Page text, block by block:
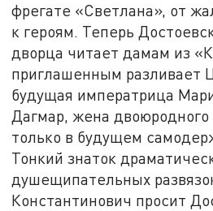
фрегате «Светлана», от
к героям. Теперь
дворца читает дамам из
приглашенным разливает
будущая императрица
Дагмар, жена
только в будущем
Тонкий знаток
душещипательных
Константинович просит